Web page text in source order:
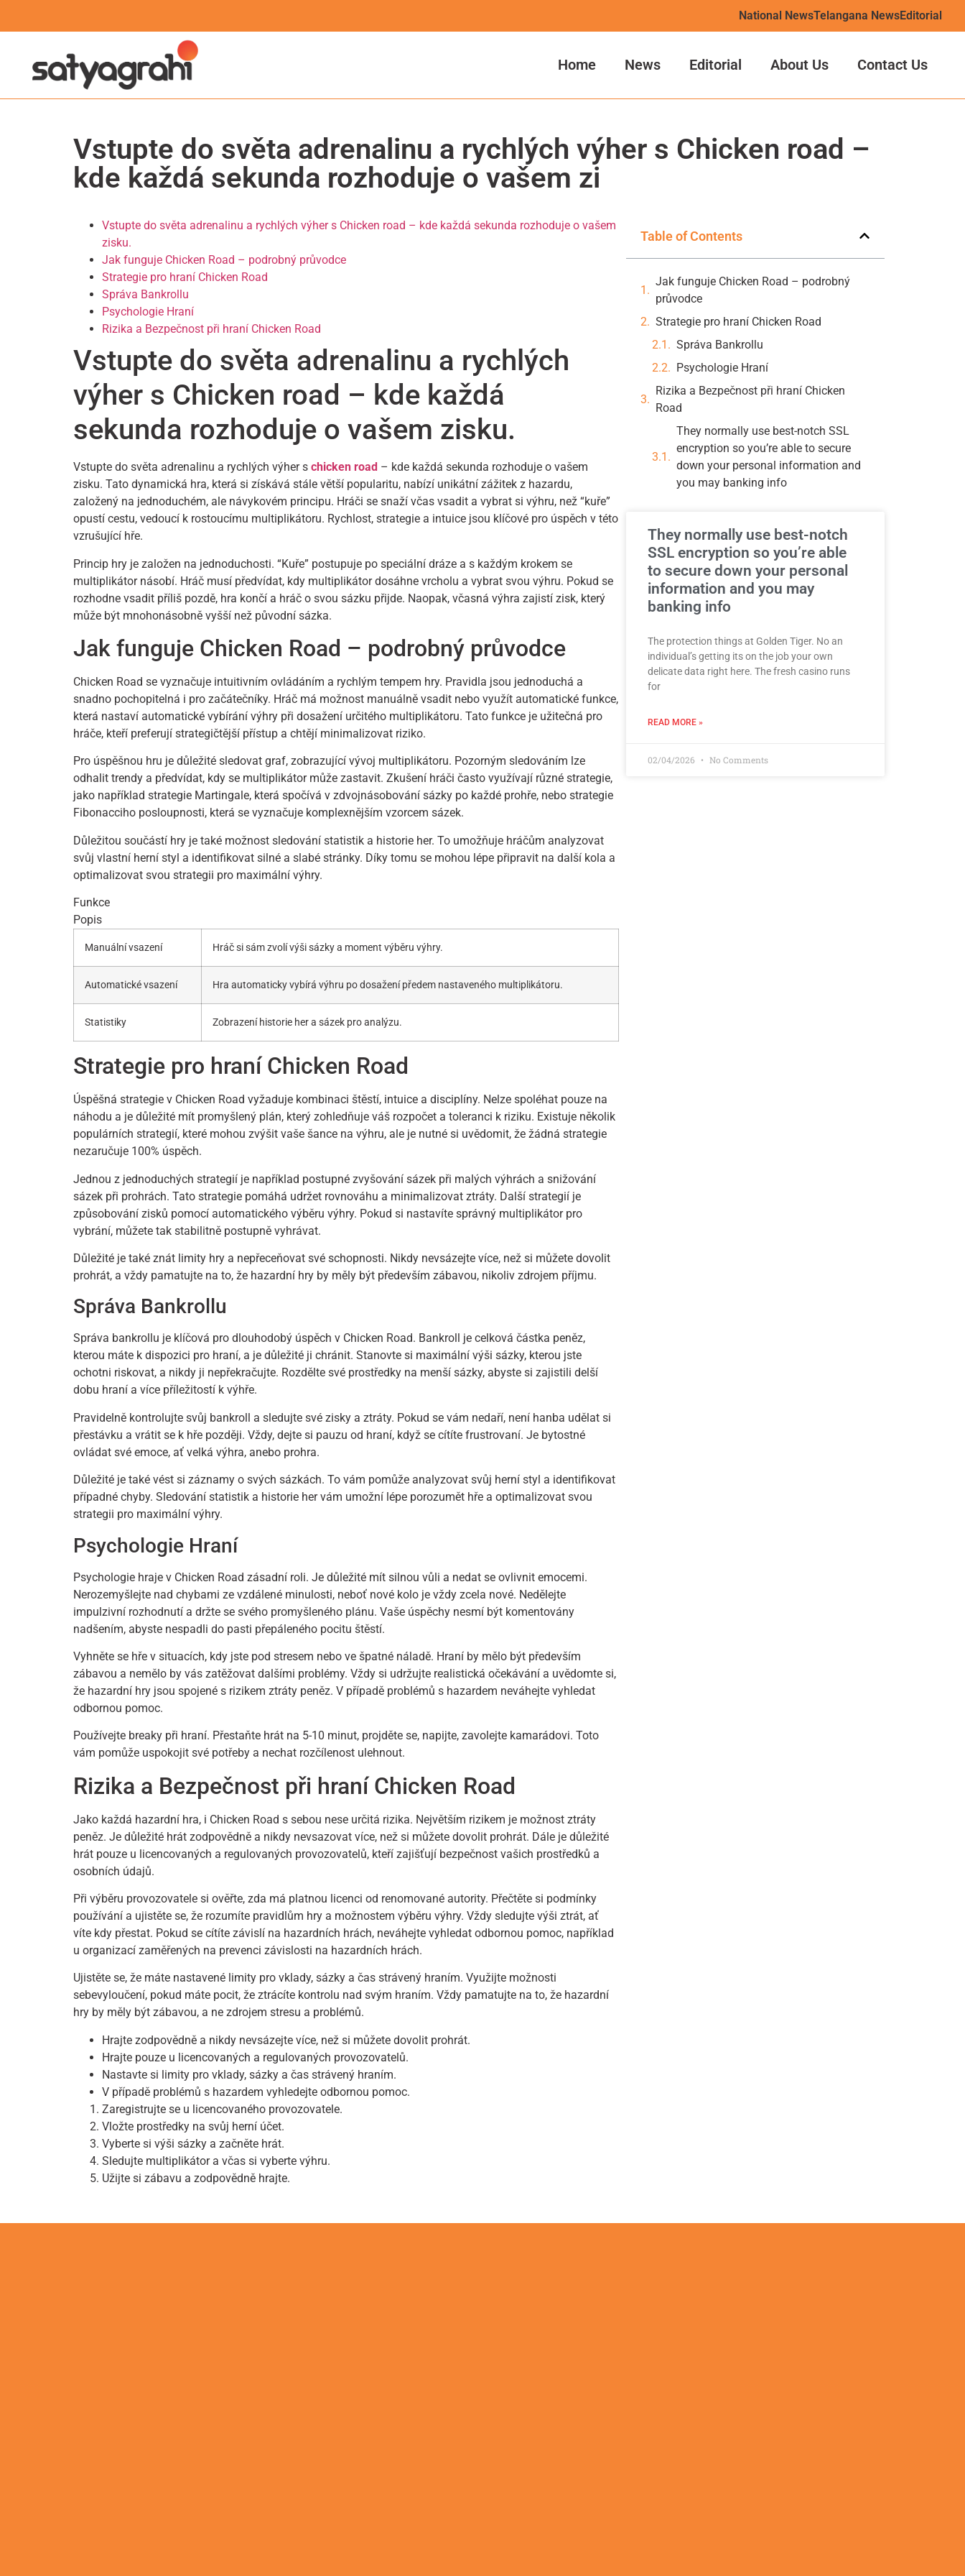
National NewsTelangana NewsEditorial
Home News Editorial About Us Contact Us
Vstupte do světa adrenalinu a rychlých výher s Chicken road –
kde každá sekunda rozhoduje o vašem zi
Vstupte do světa adrenalinu a rychlých výher s Chicken road – kde každá sekunda rozhoduje o vašem
zisku.
Jak funguje Chicken Road – podrobný průvodce
Strategie pro hraní Chicken Road
Správa Bankrollu
Psychologie Hraní
Rizika a Bezpečnost při hraní Chicken Road
Vstupte do světa adrenalinu a rychlých
výher s Chicken road – kde každá
sekunda rozhoduje o vašem zisku.
Vstupte do světa adrenalinu a rychlých výher s chicken road – kde každá sekunda rozhoduje o vašem
zisku. Tato dynamická hra, která si získává stále větší popularitu, nabízí unikátní zážitek z hazardu,
založený na jednoduchém, ale návykovém principu. Hráči se snaží včas vsadit a vybrat si výhru, než “kuře”
opustí cestu, vedoucí k rostoucímu multiplikátoru. Rychlost, strategie a intuice jsou klíčové pro úspěch v této
vzrušující hře.
Princip hry je založen na jednoduchosti. “Kuře” postupuje po speciální dráze a s každým krokem se
multiplikátor násobí. Hráč musí předvídat, kdy multiplikátor dosáhne vrcholu a vybrat svou výhru. Pokud se
rozhodne vsadit příliš pozdě, hra končí a hráč o svou sázku přijde. Naopak, včasná výhra zajistí zisk, který
může být mnohonásobně vyšší než původní sázka.
Jak funguje Chicken Road – podrobný průvodce
Chicken Road se vyznačuje intuitivním ovládáním a rychlým tempem hry. Pravidla jsou jednoduchá a
snadno pochopitelná i pro začátečníky. Hráč má možnost manuálně vsadit nebo využít automatické funkce,
která nastaví automatické vybírání výhry při dosažení určitého multiplikátoru. Tato funkce je užitečná pro
hráče, kteří preferují strategičtější přístup a chtějí minimalizovat riziko.
Pro úspěšnou hru je důležité sledovat graf, zobrazující vývoj multiplikátoru. Pozorným sledováním lze
odhalit trendy a předvídat, kdy se multiplikátor může zastavit. Zkušení hráči často využívají různé strategie,
jako například strategie Martingale, která spočívá v zdvojnásobování sázky po každé prohře, nebo strategie
Fibonacciho posloupnosti, která se vyznačuje komplexnějším vzorcem sázek.
Důležitou součástí hry je také možnost sledování statistik a historie her. To umožňuje hráčům analyzovat
svůj vlastní herní styl a identifikovat silné a slabé stránky. Díky tomu se mohou lépe připravit na další kola a
optimalizovat svou strategii pro maximální výhry.
Funkce
Popis
Manuální vsazení Hráč si sám zvolí výši sázky a moment výběru výhry.
Automatické vsazení Hra automaticky vybírá výhru po dosažení předem nastaveného multiplikátoru.
Statistiky Zobrazení historie her a sázek pro analýzu.
Strategie pro hraní Chicken Road
Úspěšná strategie v Chicken Road vyžaduje kombinaci štěstí, intuice a disciplíny. Nelze spoléhat pouze na
náhodu a je důležité mít promyšlený plán, který zohledňuje váš rozpočet a toleranci k riziku. Existuje několik
populárních strategií, které mohou zvýšit vaše šance na výhru, ale je nutné si uvědomit, že žádná strategie
nezaručuje 100% úspěch.
Jednou z jednoduchých strategií je například postupné zvyšování sázek při malých výhrách a snižování
sázek při prohrách. Tato strategie pomáhá udržet rovnováhu a minimalizovat ztráty. Další strategií je
způsobování zisků pomocí automatického výběru výhry. Pokud si nastavíte správný multiplikátor pro
vybrání, můžete tak stabilitně postupně vyhrávat.
Důležité je také znát limity hry a nepřeceňovat své schopnosti. Nikdy nevsázejte více, než si můžete dovolit
prohrát, a vždy pamatujte na to, že hazardní hry by měly být především zábavou, nikoliv zdrojem příjmu.
Správa Bankrollu
Správa bankrollu je klíčová pro dlouhodobý úspěch v Chicken Road. Bankroll je celková částka peněz,
kterou máte k dispozici pro hraní, a je důležité ji chránit. Stanovte si maximální výši sázky, kterou jste
ochotni riskovat, a nikdy ji nepřekračujte. Rozdělte své prostředky na menší sázky, abyste si zajistili delší
dobu hraní a více příležitostí k výhře.
Pravidelně kontrolujte svůj bankroll a sledujte své zisky a ztráty. Pokud se vám nedaří, není hanba udělat si
přestávku a vrátit se k hře později. Vždy, dejte si pauzu od hraní, když se cítíte frustrovaní. Je bytostné
ovládat své emoce, ať velká výhra, anebo prohra.
Důležité je také vést si záznamy o svých sázkách. To vám pomůže analyzovat svůj herní styl a identifikovat
případné chyby. Sledování statistik a historie her vám umožní lépe porozumět hře a optimalizovat svou
strategii pro maximální výhry.
Psychologie Hraní
Psychologie hraje v Chicken Road zásadní roli. Je důležité mít silnou vůli a nedat se ovlivnit emocemi.
Nerozemyšlejte nad chybami ze vzdálené minulosti, neboť nové kolo je vždy zcela nové. Nedělejte
impulzivní rozhodnutí a držte se svého promyšleného plánu. Vaše úspěchy nesmí být komentovány
nadšením, abyste nespadli do pasti přepáleného pocitu štěstí.
Vyhněte se hře v situacích, kdy jste pod stresem nebo ve špatné náladě. Hraní by mělo být především
zábavou a nemělo by vás zatěžovat dalšími problémy. Vždy si udržujte realistická očekávání a uvědomte si,
že hazardní hry jsou spojené s rizikem ztráty peněz. V případě problémů s hazardem neváhejte vyhledat
odbornou pomoc.
Používejte breaky při hraní. Přestaňte hrát na 5-10 minut, projděte se, napijte, zavolejte kamarádovi. Toto
vám pomůže uspokojit své potřeby a nechat rozčílenost ulehnout.
Rizika a Bezpečnost při hraní Chicken Road
Jako každá hazardní hra, i Chicken Road s sebou nese určitá rizika. Největším rizikem je možnost ztráty
peněz. Je důležité hrát zodpovědně a nikdy nevsazovat více, než si můžete dovolit prohrát. Dále je důležité
hrát pouze u licencovaných a regulovaných provozovatelů, kteří zajišťují bezpečnost vašich prostředků a
osobních údajů.
Při výběru provozovatele si ověřte, zda má platnou licenci od renomované autority. Přečtěte si podmínky
používání a ujistěte se, že rozumíte pravidlům hry a možnostem výběru výhry. Vždy sledujte výši ztrát, ať
víte kdy přestat. Pokud se cítíte závislí na hazardních hrách, neváhejte vyhledat odbornou pomoc, například
u organizací zaměřených na prevenci závislosti na hazardních hrách.
Ujistěte se, že máte nastavené limity pro vklady, sázky a čas strávený hraním. Využijte možnosti
sebevyloučení, pokud máte pocit, že ztrácíte kontrolu nad svým hraním. Vždy pamatujte na to, že hazardní
hry by měly být zábavou, a ne zdrojem stresu a problémů.
Hrajte zodpovědně a nikdy nevsázejte více, než si můžete dovolit prohrát.
Hrajte pouze u licencovaných a regulovaných provozovatelů.
Nastavte si limity pro vklady, sázky a čas strávený hraním.
V případě problémů s hazardem vyhledejte odbornou pomoc.
Zaregistrujte se u licencovaného provozovatele.
Vložte prostředky na svůj herní účet.
Vyberte si výši sázky a začněte hrát.
Sledujte multiplikátor a včas si vyberte výhru.
Užijte si zábavu a zodpovědně hrajte.
Table of Contents
Jak funguje Chicken Road – podrobný
průvodce
Strategie pro hraní Chicken Road
Správa Bankrollu
Psychologie Hraní
Rizika a Bezpečnost při hraní Chicken
Road
They normally use best-notch SSL
encryption so you’re able to secure
down your personal information and
you may banking info
They normally use best-notch
SSL encryption so you’re able
to secure down your personal
information and you may
banking info
The protection things at Golden Tiger. No an
individual’s getting its on the job your own
delicate data right here. The fresh casino runs
for
READ MORE »
02/04/2026 No Comments